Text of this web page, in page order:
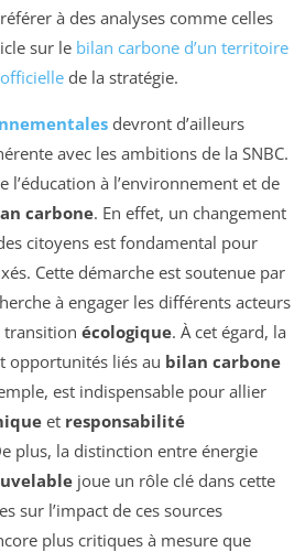
à des analyses comme celles
sur le bilan carbone d’un territoire
de la stratégie.
devront d’ailleurs
avec les ambitions de la SNBC.
l’éducation à l’environnement et de
carbone. En effet, un changement
citoyens est fondamental pour
Cette démarche est soutenue par
à engager les différents acteurs
transition écologique. À cet égard, la
opportunités liés au bilan carbone
est indispensable pour allier
et responsabilité
plus, la distinction entre énergie
joue un rôle clé dans cette
sur l’impact de ces sources
plus critiques à mesure que